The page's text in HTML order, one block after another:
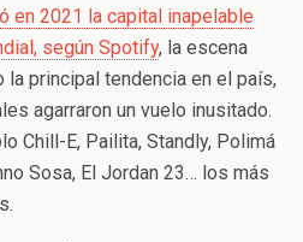
en 2021 la capital inapelable
según Spotify, la escena
la principal tendencia en el país,
agarraron un vuelo inusitado.
Chill-E, Pailita, Standly, Polimá
Sosa, El Jordan 23… los más